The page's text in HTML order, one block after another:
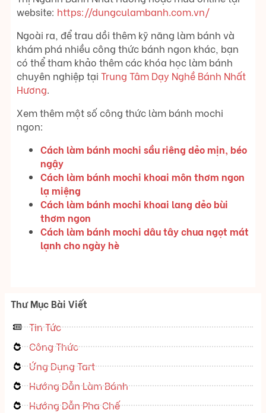
website: https://dungculambanh.com.vn/
Ngoài ra, để trau dồi thêm kỹ năng làm bánh và
khám phá nhiều công thức bánh ngon khác, bạn
có thể tham khảo thêm các khóa học làm bánh
chuyên nghiệp tại Trung Tâm Dạy Nghề Bánh Nhất
Hương.
Xem thêm một số công thức làm bánh mochi
ngon:
Cách làm bánh mochi sầu riêng dẻo mịn, béo
ngậy
Cách làm bánh mochi khoai môn thơm ngon
lạ miệng
Cách làm bánh mochi khoai lang dẻo bùi
thơm ngon
Cách làm bánh mochi dâu tây chua ngọt mát
lạnh cho ngày hè
Thư Mục Bài Viết
Tin Tức
Công Thức
Ứng Dụng Tart
Hướng Dẫn Làm Bánh
Hướng Dẫn Pha Chế